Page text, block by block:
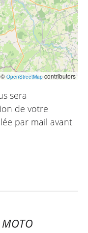
© OpenStreetMap contributors
sera
de votre
par mail avant